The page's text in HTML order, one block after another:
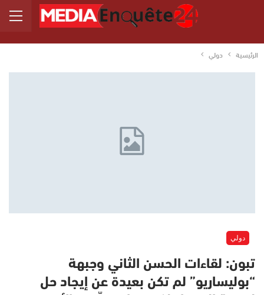
الرئيسية دولي
دولي
تبون: لقاءات الحسن الثاني وجبهة
“بوليساريو” لم تكن بعيدة عن إيجاد حل